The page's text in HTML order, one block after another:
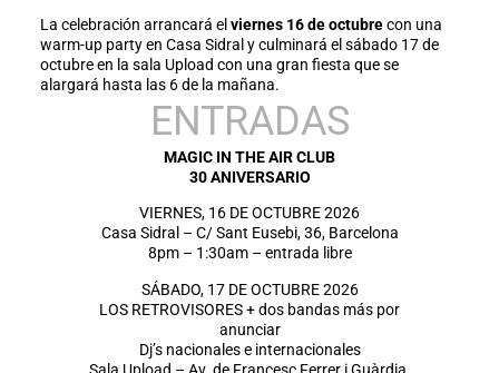
La celebración arrancará el viernes 16 de octubrecon una
warm-up party en Casa Sidral y culminará el sábado 17 de
octubre en la sala Upload con una gran fiesta que se
alargará hasta las 6 de la mañana.
ENTRADAS
MAGIC IN THE AIR CLUB
30 ANIVERSARIO
VIERNES, 16 DE OCTUBRE 2026
Casa Sidral – C/ Sant Eusebi, 36, Barcelona
8pm – 1:30am – entrada libre
SÁBADO, 17 DE OCTUBRE 2026
LOS RETROVISORES + dos bandas más por
anunciar
Dj’s nacionales e internacionales